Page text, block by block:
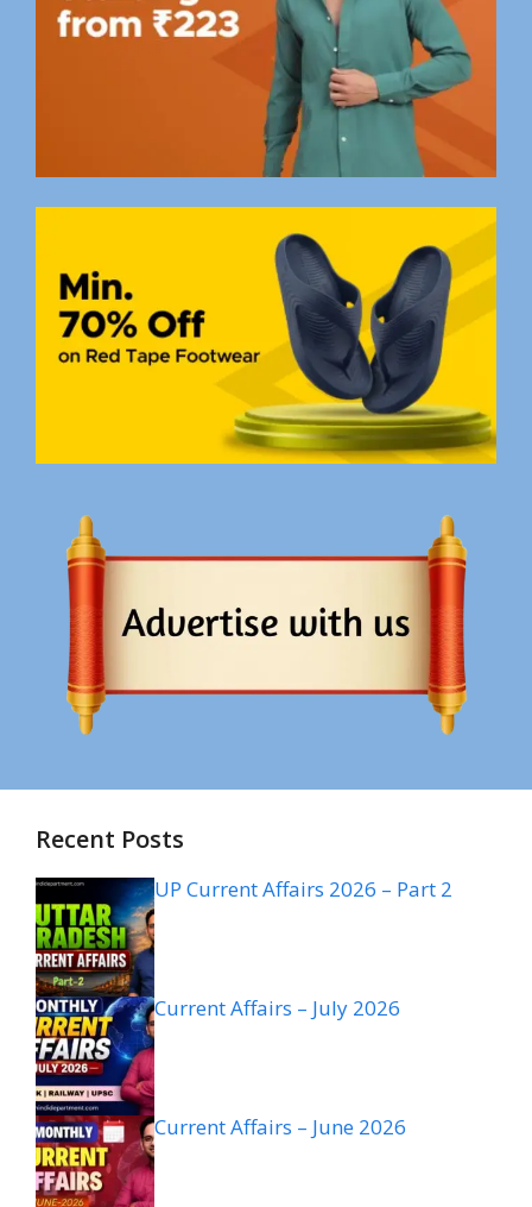
Recent Posts
UP Current Affairs 2026 – Part 2
Current Affairs – July 2026
Current Affairs – June 2026